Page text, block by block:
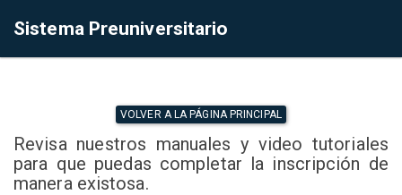
Sistema Preuniversitario
VOLVER A LA PÁGINA PRINCIPAL
Revisa nuestros manuales y video tutoriales
para que puedas completar la inscripción de
manera existosa.